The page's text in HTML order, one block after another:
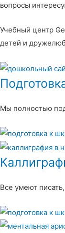
вопросы
Учебный центр
детей и
Мы полностью
Все умеют